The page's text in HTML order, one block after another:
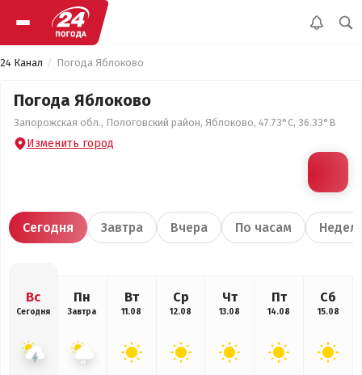
24 Канал Погода Яблоково
Погода Яблоково
Запорожская обл., Пологовский район, Яблоково, 47.73°С, 36.33°В
Изменить город
Сегодня Завтра Вчера По часам
Вс
Сегодня
Пн
Завтра
Вт
11.08
Ср
12.08
Чт
13.08
Пт
14.08
Сб
15.08